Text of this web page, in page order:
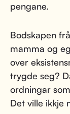
pengane.
Bodskapen
mamma og
over
trygde seg?
ordningar
Det ville ikkje